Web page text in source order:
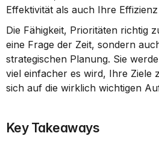
Effektivität als auch Ihre
Die Fähigkeit, Prioritäten richtig
eine Frage der Zeit, sondern
strategischen Planung. Sie
viel einfacher es wird, Ihre Ziele
sich auf die wirklich wichtigen
Key Takeaways